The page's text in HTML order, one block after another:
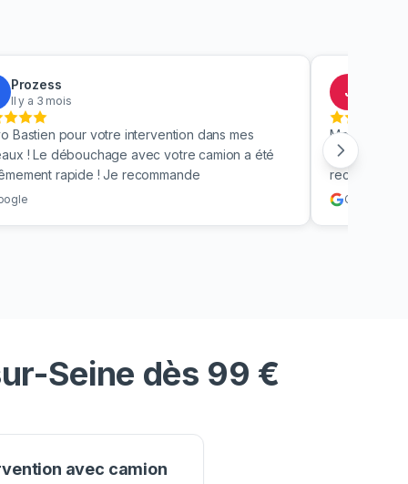
Prozess
Il y a 3 mois
Bastien pour votre intervention dans mes
! Le débouchage avec votre camion a été
rapide ! Je recommande
J
Merci
toilettes en
Google
Seine dès 99 €
avec camion